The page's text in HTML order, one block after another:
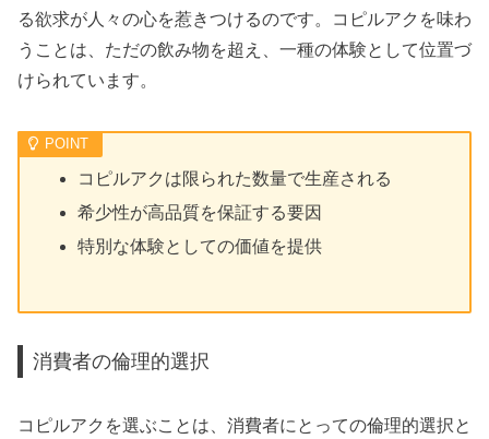
る欲求が人々の心を惹きつけるのです。コピルアクを味わ
うことは、ただの飲み物を超え、一種の体験として位置づ
けられています。
コピルアクは限られた数量で生産される
希少性が高品質を保証する要因
特別な体験としての価値を提供
消費者の倫理的選択
コピルアクを選ぶことは、消費者にとっての倫理的選択と